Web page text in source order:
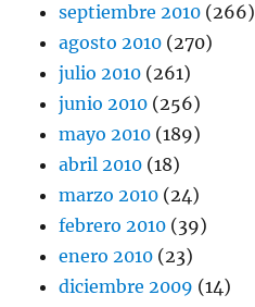
septiembre 2010 (266)
agosto 2010 (270)
julio 2010 (261)
junio 2010 (256)
mayo 2010 (189)
abril 2010 (18)
marzo 2010 (24)
febrero 2010 (39)
enero 2010 (23)
diciembre 2009 (14)